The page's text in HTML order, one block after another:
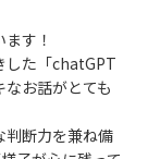
す！
した「chatGPT
お話がとても
判断力を兼ね備